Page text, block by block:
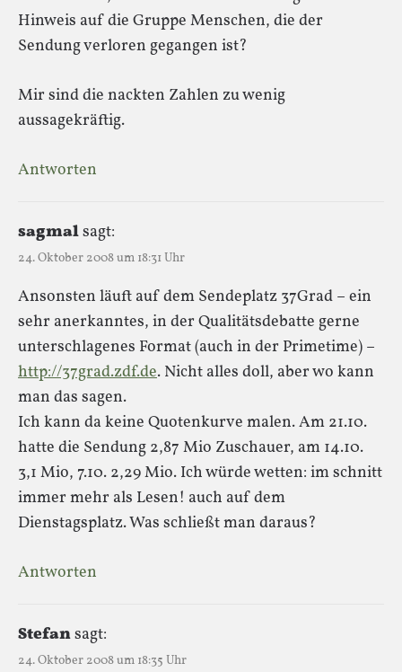
Hinweis auf die Gruppe Menschen, die der
Sendung verloren gegangen ist?
Mir sind die nackten Zahlen zu wenig
aussagekräftig.
Antworten
sagmalsagt:
24. Oktober 2008 um 18:31 Uhr
Ansonsten läuft auf dem Sendeplatz 37Grad – ein
sehr anerkanntes, in der Qualitätsdebatte gerne
unterschlagenes Format (auch in der Primetime) –
http://37grad.zdf.de. Nicht alles doll, aber wo kann
man das sagen.
Ich kann da keine Quotenkurve malen. Am 21.10.
hatte die Sendung 2,87 Mio Zuschauer, am 14.10.
3,1 Mio, 7.10. 2,29 Mio. Ich würde wetten: im schnitt
immer mehr als Lesen! auch auf dem
Dienstagsplatz. Was schließt man daraus?
Antworten
Stefansagt:
24. Oktober 2008 um 18:35 Uhr